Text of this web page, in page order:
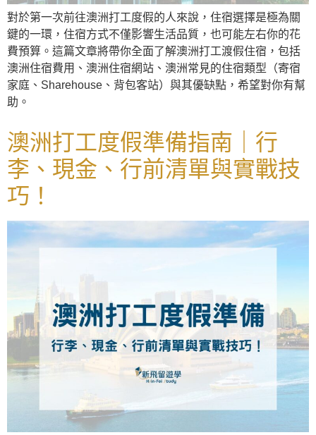
對於第一次前往澳洲打工度假的人來說，住宿選擇是極為關
鍵的一環，住宿方式不僅影響生活品質，也可能左右你的花
費預算。這篇文章將帶你全面了解澳洲打工渡假住宿，包括
澳洲住宿費用、澳洲住宿網站、澳洲常見的住宿類型（寄宿
家庭、Sharehouse、背包客站）與其優缺點，希望對你有幫
助。
澳洲打工度假準備指南｜行
李、現金、行前清單與實戰技
巧！